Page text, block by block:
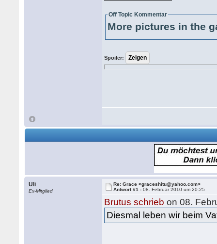
Off Topic Kommentar
More pictures in the
Spoiler:
Uli
Ex-Mitglied
Re: Grace <graceshitu@yahoo.com>
Antwort #1 -08. Februar 2010 um 20:25
Brutus schrieb on 08.
Diesmal leben wir beim